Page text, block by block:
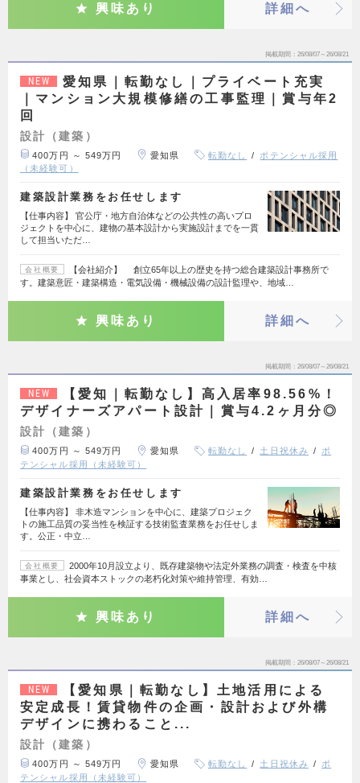
興味あり 詳細へ
掲載期間 26/08/07～26/08/21
NEW
愛知県｜転勤なし｜プライベート充実
｜マンション大規模修繕の工事監理｜賞与年2
回
設計（建築）
400万円 ～ 549万円 愛知県 転勤なし
ポテンシャル採用
（未経験可）
建築設計業務をお任せします
【仕事内容】 官公庁・地方自治体などの公共性の高いプロ
ジェクトを中心に、建物の基本設計から実施設計までを一貫
して担当いただ…
会社概要
【会社紹介】 創立65年以上の歴史を持つ総合建築設計事務所で
す。建築意匠・建築構造・電気設備・機械設備の設計監理や、地域…
興味あり 詳細へ
掲載期間 26/08/07～26/08/21
NEW
【愛知｜転勤なし】高入居率98.56%！
デザイナーズアパート設計｜賞与4.2ヶ月分◎
設計（建築）
400万円 ～ 549万円 愛知県 転勤なし 土日祝休み
ポ
テンシャル採用（未経験可）
建築設計業務をお任せします
【仕事内容】 非木造マンションを中心に、建築プロジェク
トの施工品質の妥当性を検証する技術監査業務をお任せしま
す。公正・中立…
会社概要
2000年10月設立より、既存建築物や法定外業務の調査・検査を中核
事業とし、社会資本ストックの老朽化対策や維持管理、有効…
興味あり 詳細へ
掲載期間 26/08/07～26/08/21
NEW
【愛知県｜転勤なし】土地活用による
安定成長！賃貸物件の企画・設計および外構
デザインに携わること...
設計（建築）
400万円 ～ 549万円 愛知県 転勤なし 土日祝休み
ポ
テンシャル採用（未経験可）